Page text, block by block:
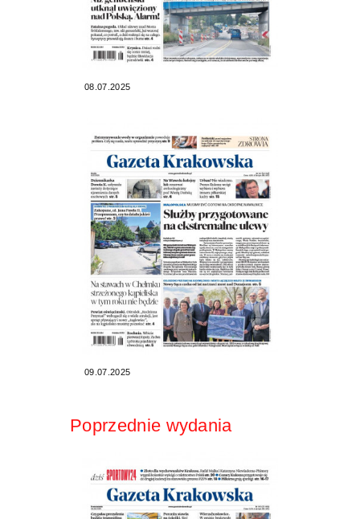
08.07.2025
09.07.2025
Poprzednie wydania